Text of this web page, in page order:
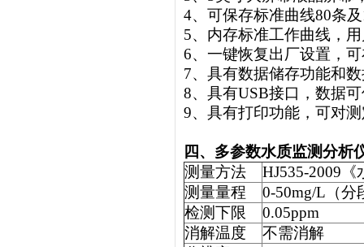
4、可保存标准曲线80条
5、内存标准工作曲线，
6、一键恢复出厂设置，
7、具有数据储存功能和
8、具有USB接口，数据
9、具有打印功能，可对
四、 多参数水质监测分析
测量方法
HJ535-2009
测量量程
0-50mg/L（分
检测下限
0.05ppm
消解温度
不需消解